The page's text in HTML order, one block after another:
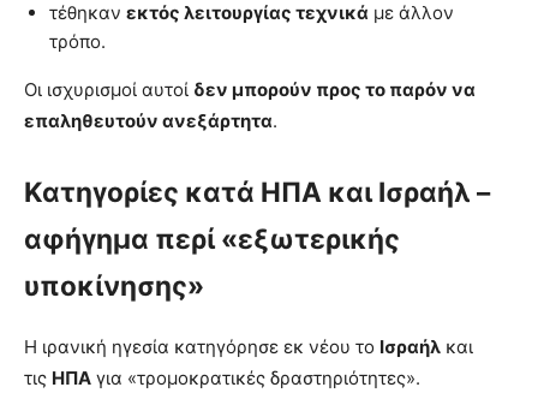
τέθηκαν εκτός λειτουργίας τεχνικά με άλλον
τρόπο.
Οι ισχυρισμοί αυτοί δεν μπορούν προς το παρόν να
επαληθευτούν ανεξάρτητα.
Κατηγορίες κατά ΗΠΑ και Ισραήλ –
αφήγημα περί «εξωτερικής
υποκίνησης»
Η ιρανική ηγεσία κατηγόρησε εκ νέου το Ισραήλ και
τις ΗΠΑ για «τρομοκρατικές δραστηριότητες».